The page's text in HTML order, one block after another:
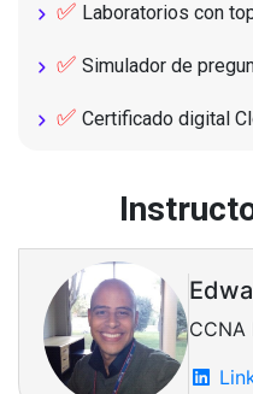
✅ Laboratorios con
✅ Simulador de
✅ Certificado digital
CCNA